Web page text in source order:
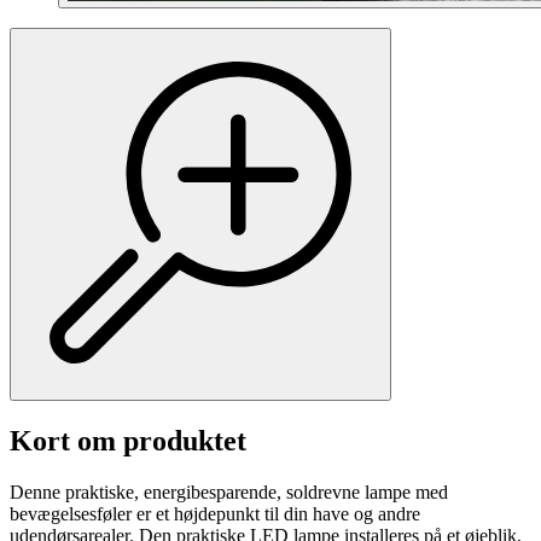
Kort om produktet
Denne praktiske, energibesparende, soldrevne lampe med
bevægelsesføler er et højdepunkt til din have og andre
udendørsarealer. Den praktiske LED lampe installeres på et øjeblik,